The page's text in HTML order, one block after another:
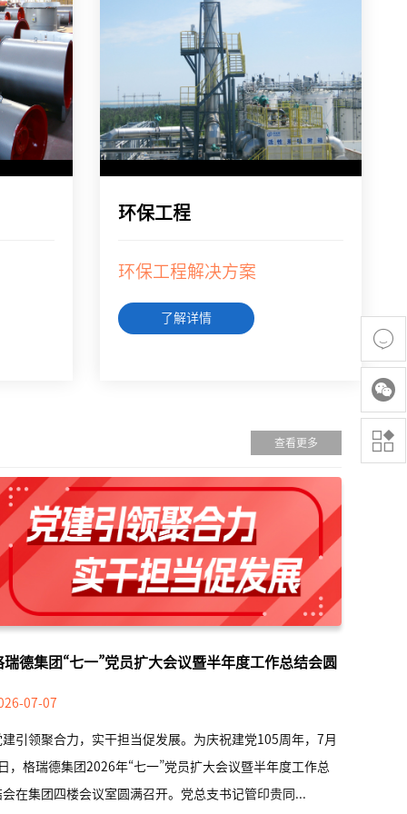
环保工程
环保工程解决方案
了解详情
查看更多
瑞德集团“七一”党员扩大会议暨半年度工作总结会圆
召开07-07
建引领聚合力，实干担当促发展。为庆祝建党105周年，7月
，格瑞德集团2026年“七一”党员扩大会议暨半年度工作总
会在集团四楼会议室圆满召开。党总支书记管印贵同...


